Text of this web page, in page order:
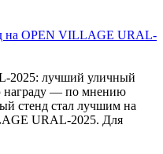
на OPEN VILLAGE URAL-
2025: лучший уличный
награду — по мнению
стенд стал лучшим на
URAL-2025. Для